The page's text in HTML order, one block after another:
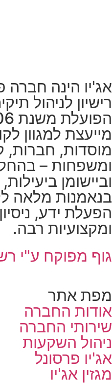
אג'יו הינה
רישיון לניהול
מייעצת למגוון
מוסדות, חברות,
ומשפחות –
וביישומן
בנאמנות מלאה
הפעלת ידע,
ומקצועיות רבה.
גוף מפוקח ע"י
מפת אתר
אודות החברה
שירותי החברה
ניהול השקעות
אג'יו פרסונל
מגזין אג'יו